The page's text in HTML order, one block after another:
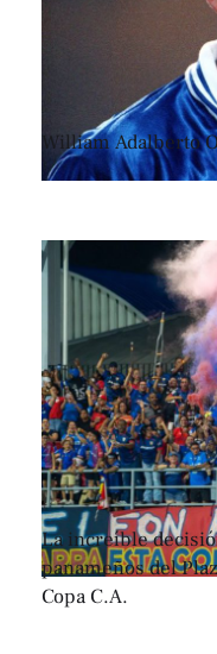
William Adalberto
La increíble
panameños del
Copa C.A.